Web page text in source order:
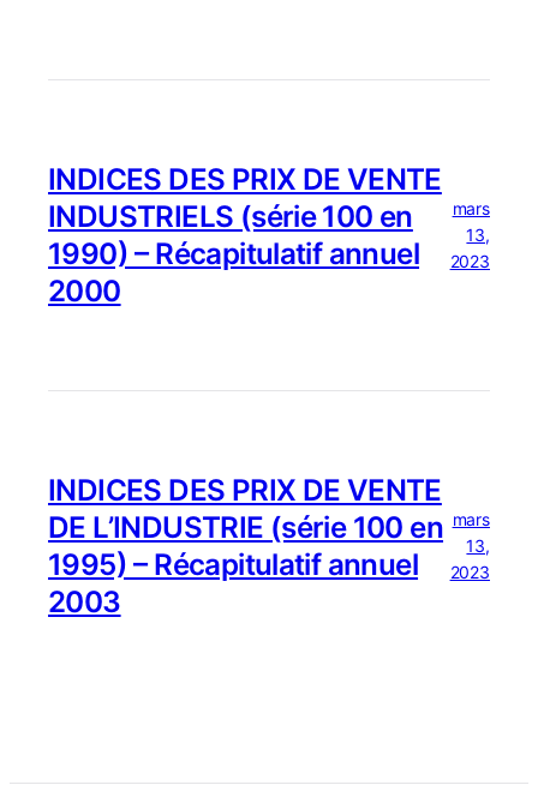
INDICES DES PRIX DE VENTE
INDUSTRIELS (série 100 en
1990) – Récapitulatif annuel
2000
mars
13,
2023
INDICES DES PRIX DE VENTE
DE L’INDUSTRIE (série 100 en
1995) – Récapitulatif annuel
2003
mars
13,
2023